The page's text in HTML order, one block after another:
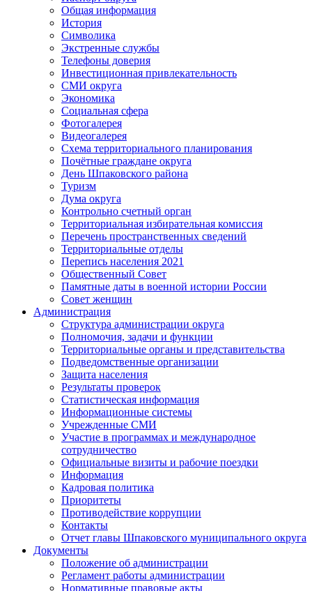
Общая информация
История
Символика
Экстренные службы
Телефоны доверия
Инвестиционная привлекательность
СМИ округа
Экономика
Социальная сфера
Фотогалерея
Видеогалерея
Схема территориального планирования
Почётные граждане округа
День Шпаковского района
Туризм
Дума округа
Контрольно счетный орган
Территориальная избирательная комиссия
Перечень пространственных сведений
Территориальные отделы
Перепись населения 2021
Общественный Совет
Памятные даты в военной истории России
Совет женщин
Администрация
Структура администрации округа
Полномочия, задачи и функции
Территориальные органы и представительства
Подведомственные организации
Защита населения
Результаты проверок
Статистическая информация
Информационные системы
Учрежденные СМИ
Участие в программах и международное
сотрудничество
Официальные визиты и рабочие поездки
Информация
Кадровая политика
Приоритеты
Противодействие коррупции
Контакты
Отчет главы Шпаковского муниципального округа
Документы
Положение об администрации
Регламент работы администрации
Нормативные правовые акты